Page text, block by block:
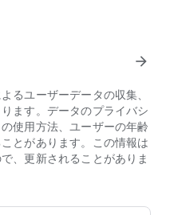
を宅配してほしい
べたくなるので出前で頼ん
リーで豪華にしたい
たい
ーを使いたい
クアウトしたい
ドデリバリーで楽しみたい
家でゆったりと楽しみたい
arrow_forward
るユーザーデータの収集、
ます。データのプライバシ
使用方法、ユーザーの年齢
とがあります。この情報は
、更新されることがありま